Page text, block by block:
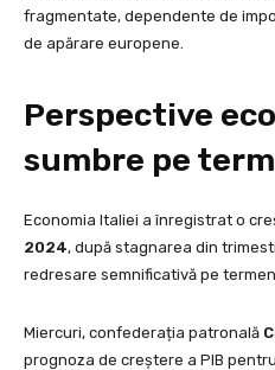
fragmentate, dependente de
de apărare europene.
Perspective
sumbre pe
Economia Italiei a înregistrat o
2024, după stagnarea din
redresare semnificativă pe
Miercuri, confederația patronală
prognoza de creștere a PIB